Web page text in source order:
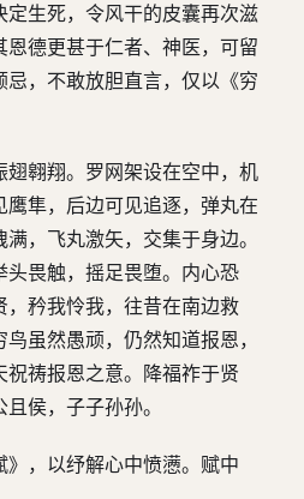
生死，令风干的皮囊再次滋
德更甚于仁者、神医，可留
，不敢放胆直言，仅以《穷
翱翔。罗网架设在空中，机
隼，后边可见追逐，弹丸在
，飞丸激矢，交集于身边。
头畏触，摇足畏堕。内心恐
矜我怜我，往昔在南边救
虽然愚顽，仍然知道报恩，
祷报恩之意。降福祚于贤
侯，子子孙孙。
，以纾解心中愤懑。赋中